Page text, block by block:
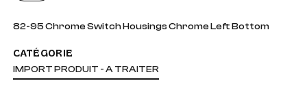
82-95 Chrome Switch Housings Chrome Left Bottom
CATÉGORIE
IMPORT PRODUIT - A TRAITER